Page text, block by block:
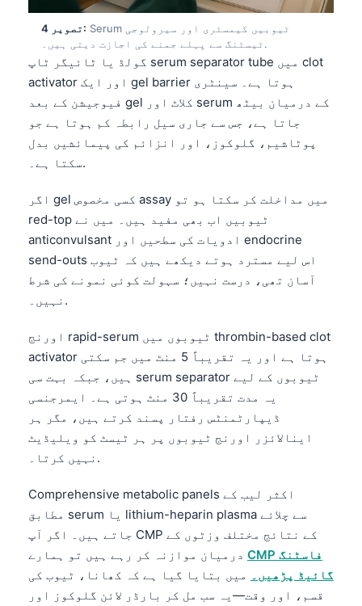
تصویر 4: Serum ٹیوبیں کیمسٹری اور سیرولوجی
ٹیسٹنگ سے پہلے جمنے کی اجازت دیتی ہیں۔.
گولڈ یا ٹائیگر ٹاپ serum separator tube میں clot
activator اور ایک gel barrier ہوتا ہے۔ سینٹری
فیوجیشن کے بعد gel کلاٹ اور serum کے درمیان بیٹھ
جاتا ہے، جس سے جاری سیل رابطہ کم ہوتا ہے جو
پوٹاشیم، گلوکوز، اور انزائم کی پیمائشیں بدل
سکتا ہے۔.
اگر gel کسی مخصوص assay میں مداخلت کر سکتا ہو تو
red-top ٹیوبیں اب بھی مفید ہیں۔ میں نے
anticonvulsant ادویات کی سطحیں اور endocrine
send-outs اس لیے مسترد ہوتے دیکھے ہیں کہ ٹیوب
آسان تھی، درست نہیں؛ سہولت کوئی نمونے کی شرط
نہیں۔.
اورنج rapid-serum ٹیوبوں میں thrombin-based clot
activator ہوتا ہے اور یہ تقریباً 5 منٹ میں جم سکتی
ہیں، جبکہ بہت سی serum separator ٹیوبوں کے لیے
یہ مدت تقریباً 30 منٹ ہوتی ہے۔ ایمرجنسی
ڈیپارٹمنٹس رفتار پسند کرتے ہیں، مگر ہر
اینالائزر اورنج ٹیوبوں پر ہر ٹیسٹ کو ویلیڈیٹ
نہیں کرتا۔.
Comprehensive metabolic panels اکثر لیب کے
مطابق serum یا lithium-heparin plasma سے چلائے
جاتے ہیں۔ اگر آپ CMP کے نتائج مختلف وزٹوں کے
CMP فاسٹنگ
گائیڈ پڑھیں۔ میں بتایا گیا ہے کہ کھانا، ٹیوب کی
قسم، اور وقت—یہ سب مل کر بارڈر لائن گلوکوز اور